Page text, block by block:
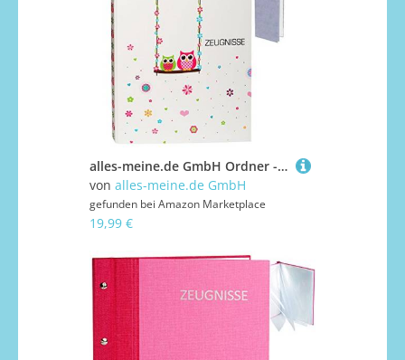
alles-meine.de GmbH Ordner - Zeugnisse - Eulen & Blumen - incl. Namen - incl. Einsteckseiten - Ringbuch/Sammelordner - Zeugnismappe & Dokumentenmappe A 4 - Ringordner - für..
von alles-meine.de GmbH
gefunden bei Amazon Marketplace
19,99 €